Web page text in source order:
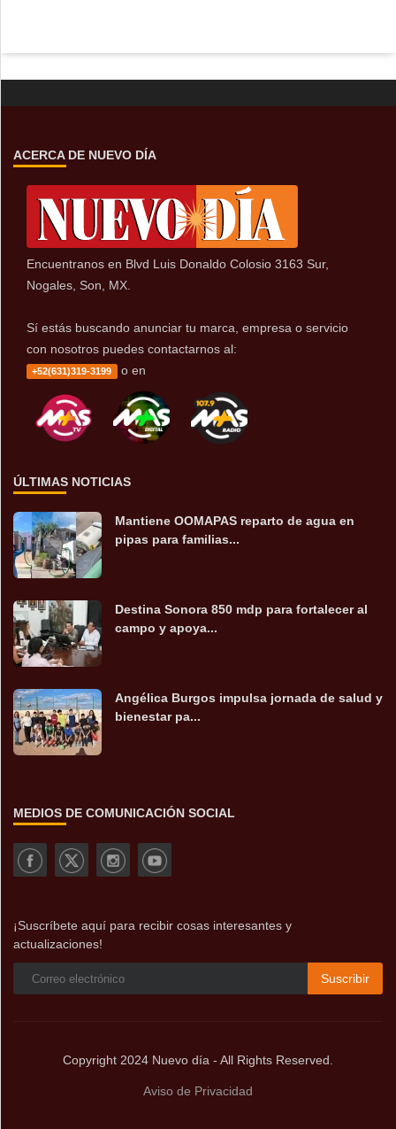
ACERCA DE NUEVO DÍA
Encuentranos en Blvd Luis Donaldo Colosio 3163 Sur,
Nogales, Son, MX.
Sí estás buscando anunciar tu marca, empresa o servicio
con nosotros puedes contactarnos al:
+52(631)319-3199 o en
ÚLTIMAS NOTICIAS
Mantiene OOMAPAS reparto de agua en
pipas para familias...
Destina Sonora 850 mdp para fortalecer al
campo y apoya...
Angélica Burgos impulsa jornada de salud y
bienestar pa...
MEDIOS DE COMUNICACIÓN SOCIAL
¡Suscríbete aquí para recibir cosas interesantes y
actualizaciones!
Suscribir
Copyright 2024 Nuevo día - All Rights Reserved.
Aviso de Privacidad